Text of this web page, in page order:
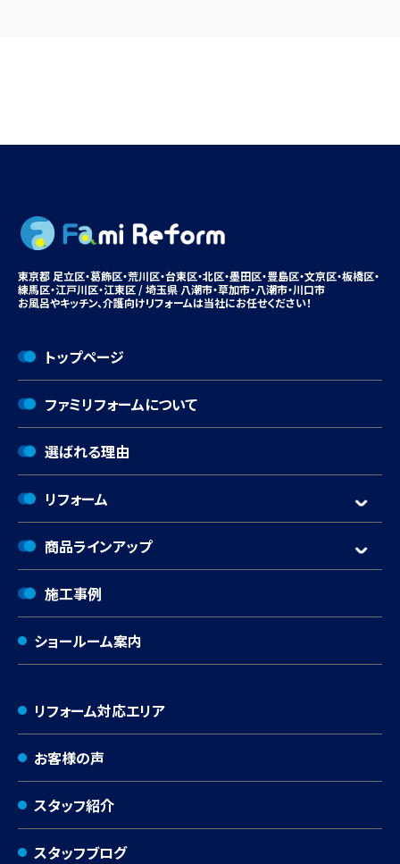
東京都 足立区・葛飾区・荒川区・台東区・北区・墨田区・豊島区・文京区・板橋区・
練馬区・江戸川区・江東区 / 埼玉県 八潮市・草加市・八潮市・川口市
お風呂やキッチン、介護向けリフォームは当社にお任せください！
トップページ
ファミリフォームについて
選ばれる理由
リフォーム
商品ラインアップ
施工事例
ショールーム案内
リフォーム対応エリア
お客様の声
スタッフ紹介
スタッフブログ